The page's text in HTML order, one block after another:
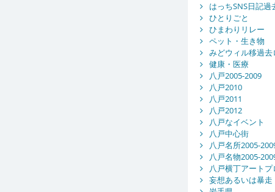
はっちSNS日記過
ひとりごと
ひまわりリレー
ペット・生き物
みどウィル移過去
健康・医療
八戸2005-2009
八戸2010
八戸2011
八戸2012
八戸なイベント
八戸中心街
八戸名所2005-
八戸名物2005-
八戸横丁アートプ
妄想あるいは暴走